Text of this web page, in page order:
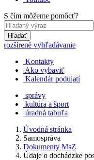
S čím môžeme pomôcť?
Hľadať
rozšírené vyhľadávanie
Kontakty
Ako vybaviť
Kalendár podujatí
správy
kultúra a šport
úradná tabuľa
Úvodná stránka
Samospráva
Dokumenty MsZ
Údaje o dochádzke